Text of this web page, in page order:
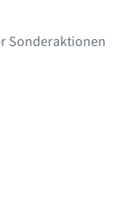
Sonderaktionen